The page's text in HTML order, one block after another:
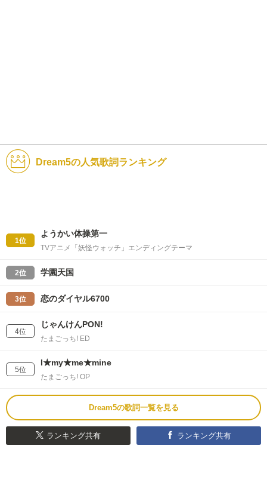
Dream5の人気歌詞ランキング
1位
ようかい体操第一
TVアニメ「妖怪ウォッチ」エンディングテーマ
2位 学園天国
3位 恋のダイヤル6700
4位
じゃんけんPON!
たまごっち! ED
5位
I★my★me★mine
たまごっち! OP
Dream5の歌詞一覧を見る
ランキング共有 ランキング共有